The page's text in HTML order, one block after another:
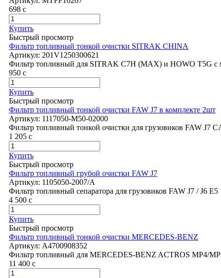
698 c
Купить
Быстрый просмотр
Фильтр топливный тонкой очистки SITRAK CHINA
Артикул: 201V1250300621
Фильтр топливный для SITRAK C7H (MAX) и HOWO T5G с
950 c
Купить
Быстрый просмотр
Фильтр топливный тонкой очистки FAW J7 в комплекте 2шт
Артикул: 1117050-M50-02000
Фильтр топливный тонкой очистки для грузовиков FAW J7
1 205 c
Купить
Быстрый просмотр
Фильтр топливный грубой очистки FAW J7
Артикул: 1105050-2007/A
Фильтр топливный сепаратора для грузовиков FAW J7 / J6 E5
4 500 c
Купить
Быстрый просмотр
Фильтр топливный тонкой очистки MERCEDES-BENZ
Артикул: A4700908352
Фильтр топливный для MERCEDES-BENZ ACTROS MP4/
11 400 c